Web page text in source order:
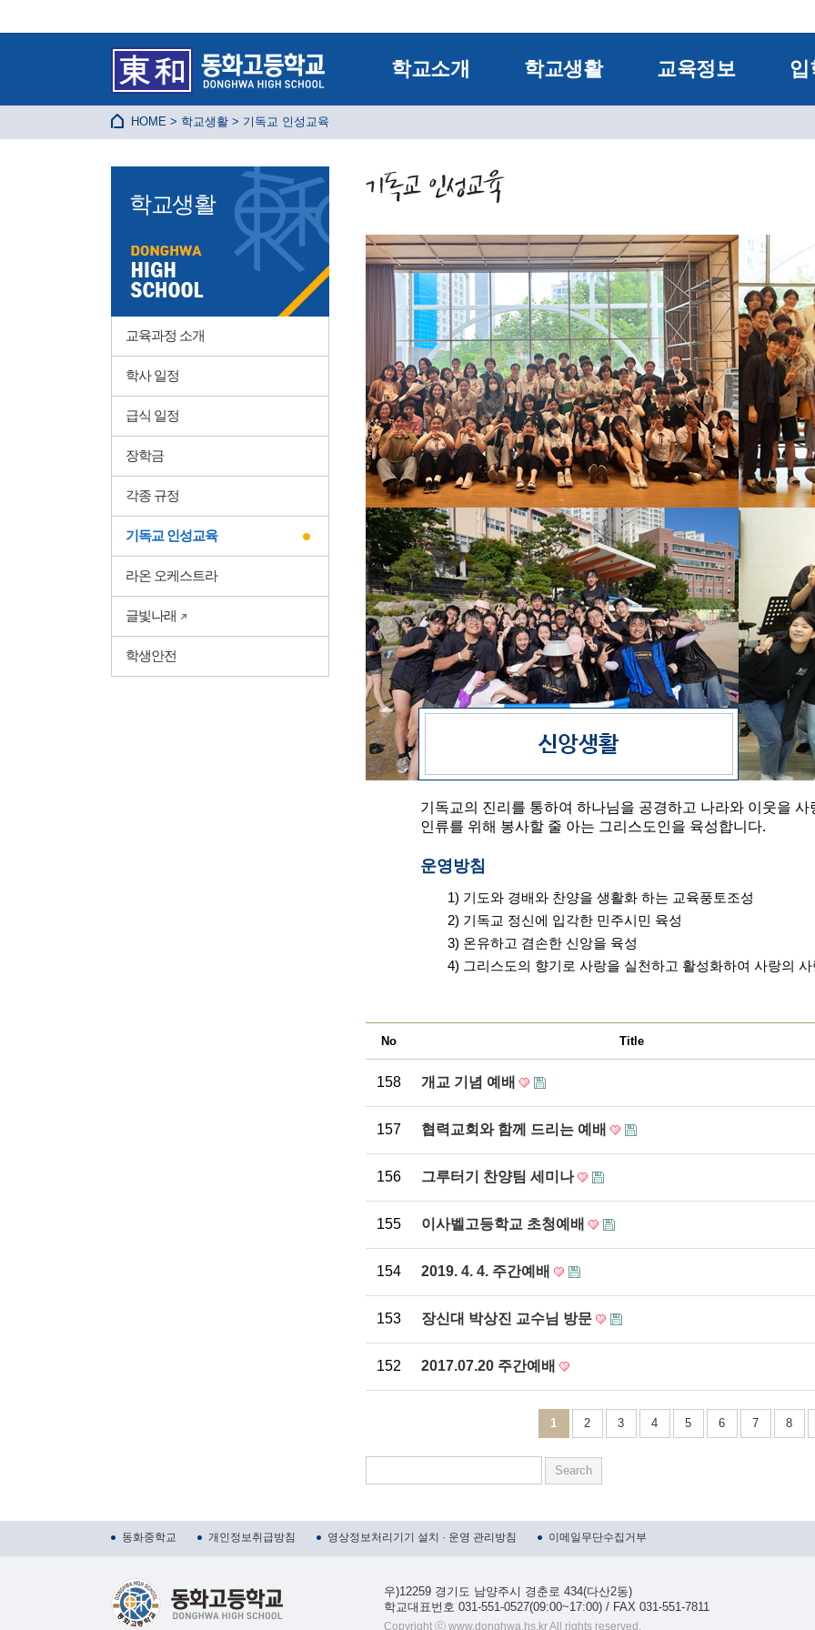
학교소개 학교생활 교육정보 입
HOME > 학교생활 > 기독교 인성교육
학교생활
교육과정 소개
학사 일정
급식 일정
장학금
각종 규정
기독교 인성교육
라온 오케스트라
글빛나래
학생안전
기독교의 진리를 통하여 하나님을 공경하고 나라와 이웃을 사
인류를 위해 봉사할 줄 아는 그리스도인을 육성합니다.
운영방침
1) 기도와 경배와 찬양을 생활화 하는 교육풍토조성
2) 기독교 정신에 입각한 민주시민 육성
3) 온유하고 겸손한 신앙을 육성
4) 그리스도의 향기로 사랑을 실천하고 활성화하여 사랑의
No Title
158 개교 기념 예배
157 협력교회와 함께 드리는 예배
156 그루터기 찬양팀 세미나
155 이사벨고등학교 초청예배
154 2019. 4. 4. 주간예배
153 장신대 박상진 교수님 방문
152 2017.07.20 주간예배
1 2 3 4 5 6 7 8
동화중학교 개인정보취급방침 영상정보처리기기 설치 · 운영 관리방침 이메일무단수집거부
우)12259 경기도 남양주시 경춘로 434(다산2동)
학교대표번호 031-551-0527(09:00~17:00) / FAX 031-551-7811
Copyright ⓒ www.donghwa.hs.kr All rights reserved.